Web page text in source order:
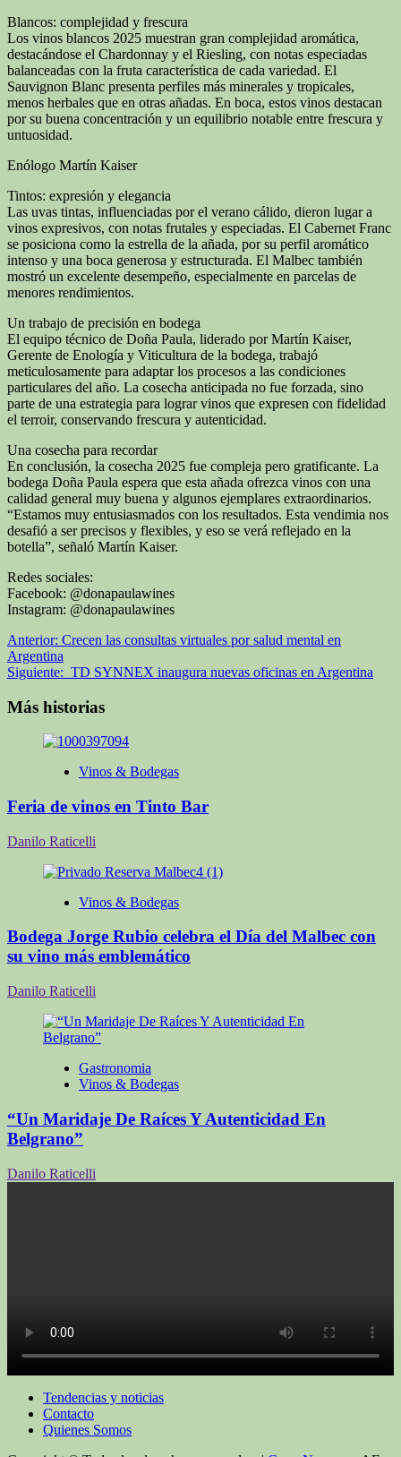
Blancos: complejidad y frescura
Los vinos blancos 2025 muestran gran complejidad aromática,
destacándose el Chardonnay y el Riesling, con notas especiadas
balanceadas con la fruta característica de cada variedad. El
Sauvignon Blanc presenta perfiles más minerales y tropicales,
menos herbales que en otras añadas. En boca, estos vinos destacan
por su buena concentración y un equilibrio notable entre frescura y
untuosidad.
Enólogo Martín Kaiser
Tintos: expresión y elegancia
Las uvas tintas, influenciadas por el verano cálido, dieron lugar a
vinos expresivos, con notas frutales y especiadas. El Cabernet Franc
se posiciona como la estrella de la añada, por su perfil aromático
intenso y una boca generosa y estructurada. El Malbec también
mostró un excelente desempeño, especialmente en parcelas de
menores rendimientos.
Un trabajo de precisión en bodega
El equipo técnico de Doña Paula, liderado por Martín Kaiser,
Gerente de Enología y Viticultura de la bodega, trabajó
meticulosamente para adaptar los procesos a las condiciones
particulares del año. La cosecha anticipada no fue forzada, sino
parte de una estrategia para lograr vinos que expresen con fidelidad
el terroir, conservando frescura y autenticidad.
Una cosecha para recordar
En conclusión, la cosecha 2025 fue compleja pero gratificante. La
bodega Doña Paula espera que esta añada ofrezca vinos con una
calidad general muy buena y algunos ejemplares extraordinarios.
“Estamos muy entusiasmados con los resultados. Esta vendimia nos
desafió a ser precisos y flexibles, y eso se verá reflejado en la
botella”, señaló Martín Kaiser.
Redes sociales:
Facebook: @donapaulawines
Instagram: @donapaulawines
Navegación
de
Anterior: Crecen las consultas virtuales por salud mental en
Argentina
Siguiente: TD SYNNEX inaugura nuevas oficinas en Argentina
Más historias
Vinos & Bodegas
Feria de vinos en Tinto Bar
Danilo Raticelli
Vinos & Bodegas
Bodega Jorge Rubio celebra el Día del Malbec con
su vino más emblemático
Danilo Raticelli
Gastronomia
Vinos & Bodegas
“Un Maridaje De Raíces Y Autenticidad En
Belgrano”
Danilo Raticelli
Tendencias y noticias
Contacto
Quienes Somos